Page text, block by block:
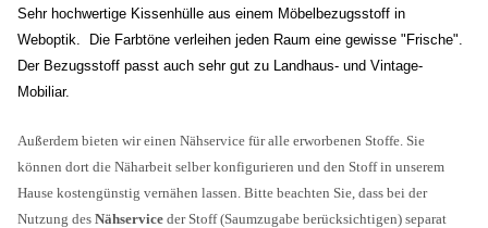
Sehr hochwertige Kissenhülle aus einem Möbelbezugsstoff in
Weboptik. Die Farbtöne verleihen jeden Raum eine gewisse "Frische".
Der Bezugsstoff passt auch sehr gut zu Landhaus- und Vintage-
Mobiliar.
Außerdem bieten wir einen Nähservice für alle erworbenen Stoffe. Sie
können dort die Näharbeit selber konfigurieren und den Stoff in unserem
Hause kostengünstig vernähen lassen. Bitte beachten Sie, dass bei der
Nutzung des Nähservice der Stoff (Saumzugabe berücksichtigen) separat